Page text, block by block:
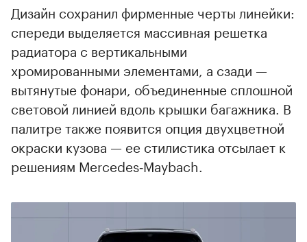
Дизайн сохранил фирменные черты линейки:
спереди выделяется массивная решетка
радиатора с вертикальными
хромированными элементами, а сзади —
вытянутые фонари, объединенные сплошной
световой линией вдоль крышки багажника. В
палитре также появится опция двухцветной
окраски кузова — ее стилистика отсылает к
решениям Mercedes‑Maybach.